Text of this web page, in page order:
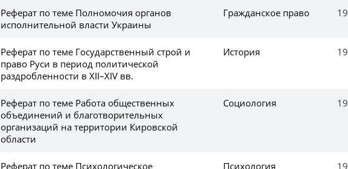
Реферат по теме Полномочия органов
исполнительной власти Украины
Гражданское право
Реферат по теме Государственный строй и
право Руси в период политической
раздробленности в XII–XIV вв.
История
Реферат по теме Работа общественных
объединений и благотворительных
организаций на территории Кировской
области
Социология
Реферат по теме Психологическое
Психология